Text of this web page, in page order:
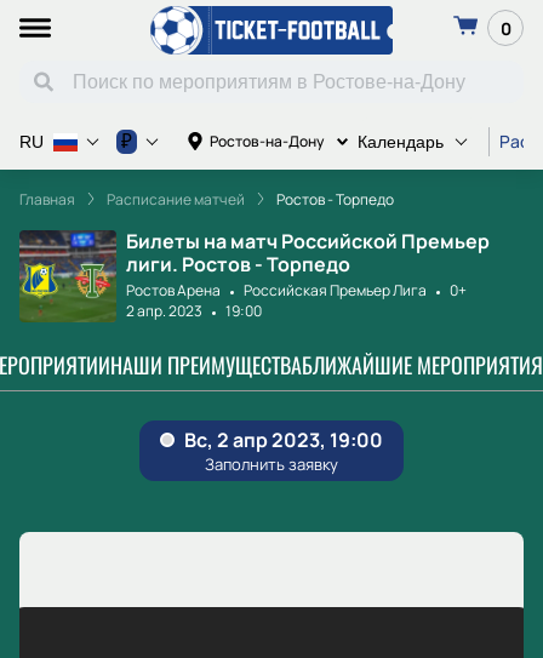
0
Ростов-на-Дону Календарь
RU ₽
Главная Расписание матчей Ростов - Торпедо
Билеты на матч Российской Премьер
лиги. Ростов - Торпедо
Ростов Арена Российская Премьер Лига
0+
2 апр. 2023
19:00
НАШИ ПРЕИМУЩЕСТВАБЛИЖАЙШИЕ МЕРОПРИЯТИЯ